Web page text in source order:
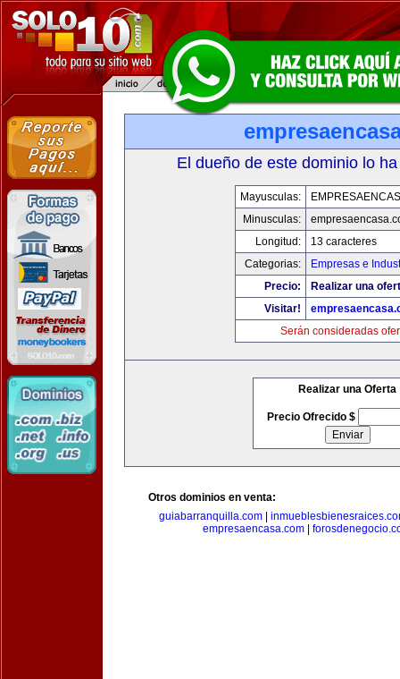
El dueño de este dominio lo
Mayusculas:
Minusculas:
Longitud:
13 caracteres
Categorias:
Empresas e
Precio:
Realizar una
Visitar!
Serán consideradas
Realizar una Oferta
Precio Ofrecido $
Otros dominios en venta:
guiabarranquilla.com|
empresaencasa.com|